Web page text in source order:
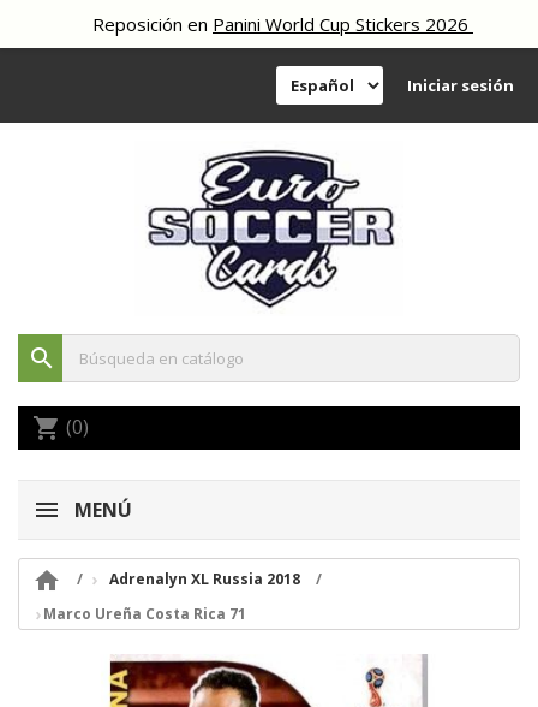
Reposición enPanini World Cup Stickers 2026
Iniciar sesión
search
shopping_cart (0)
MENÚ

Adrenalyn XL Russia 2018
Marco Ureña Costa Rica 71